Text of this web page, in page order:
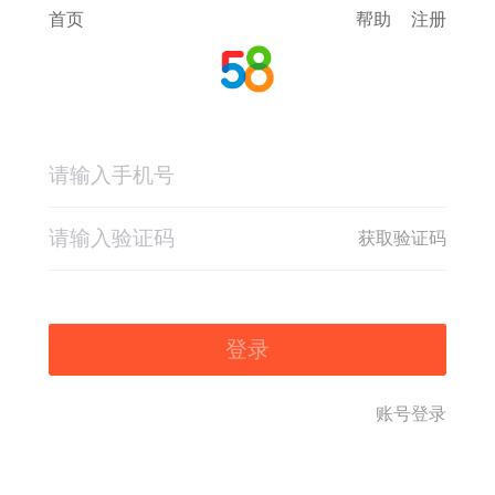
首页 帮助 注册
获取验证码
登录
账号登录